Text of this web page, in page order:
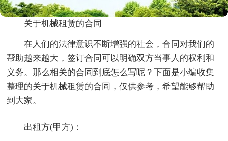
关于机械租赁的合同
在人们的法律意识不断增强的社会，合同对我们的
帮助越来越大，签订合同可以明确双方当事人的权利和
义务。那么相关的合同到底怎么写呢？下面是小编收集
整理的关于机械租赁的合同，仅供参考，希望能够帮助
到大家。
出租方(甲方)：